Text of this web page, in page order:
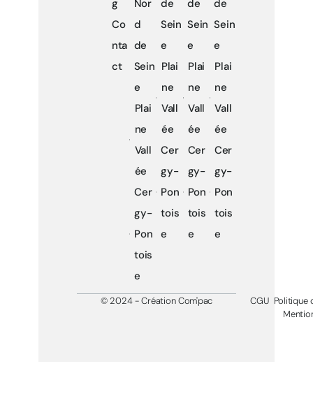
g
Co
nta
ct
Nor
d
de
Sein
e
Plai
ne
Vall
ée
Cer
gy-
Pon
tois
e
de
Sein
e
Plai
ne
Vall
ée
Cer
gy-
Pon
tois
e
de
Sein
e
Plai
ne
Vall
ée
Cer
gy-
Pon
tois
e
de
Sein
e
Plai
ne
Vall
ée
Cer
gy-
Pon
tois
e
© 2024 - Création Com'pac CGU Politique